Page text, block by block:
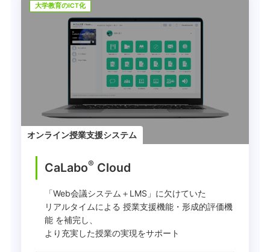
大学教育のICT化
オンライン授業支援システム
CaLabo® ︎ Cloud
「Web会議システム＋LMS」に欠けていた
リアルタイムによる 授業支援機能・形成的評価機
能 を補完し、
より充実した授業の実現をサポート